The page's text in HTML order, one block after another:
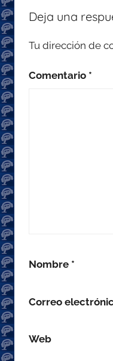
Deja una
Tu dirección de
Comentario *
Nombre *
Correo
Web